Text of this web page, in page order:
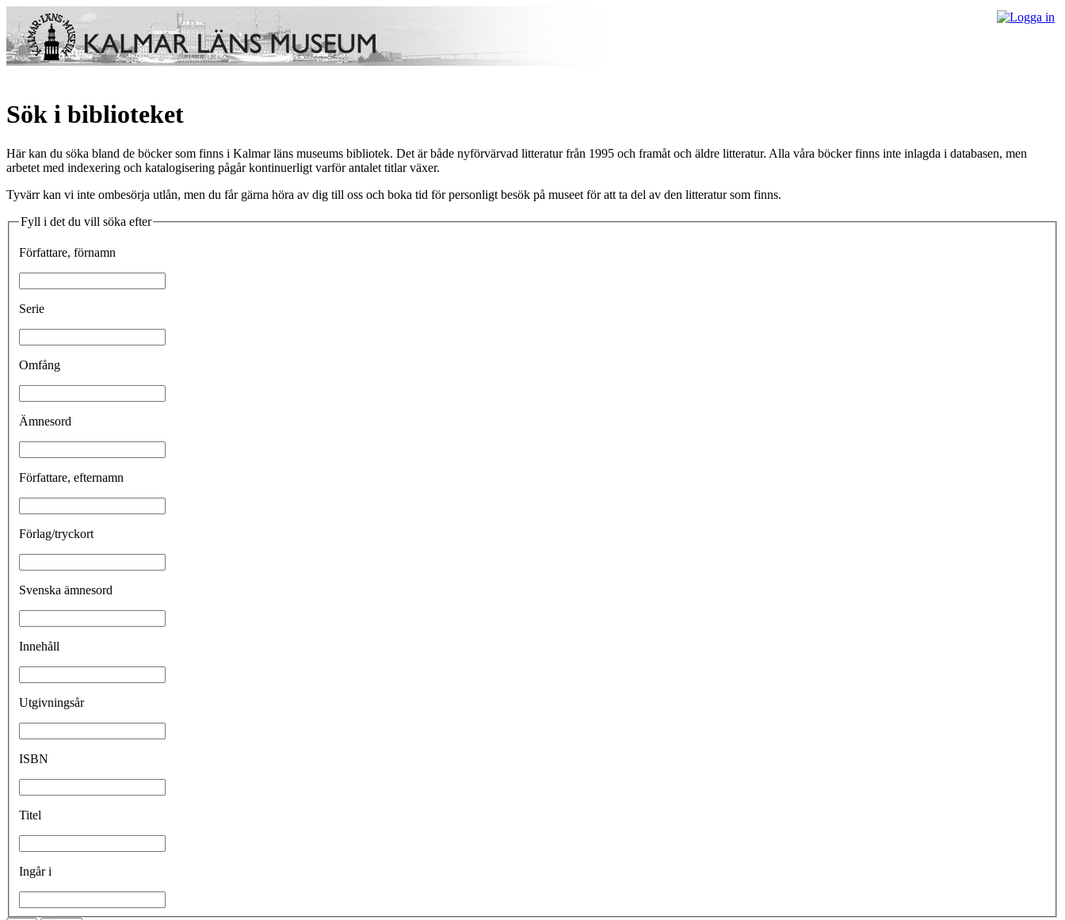
Sök i biblioteket
Här kan du söka bland de böcker som finns i Kalmar läns museums bibliotek. Det är både nyförvärvad litteratur från 1995 och framåt och äldre litteratur. Alla våra böcker finns inte inlagda i databasen, men
arbetet med indexering och katalogisering pågår kontinuerligt varför antalet titlar växer.
Tyvärr kan vi inte ombesörja utlån, men du får gärna höra av dig till oss och boka tid för personligt besök på museet för att ta del av den litteratur som finns.
Fyll i det du vill söka efter
Författare, förnamn
Serie
Omfång
Ämnesord
Författare, efternamn
Förlag/tryckort
Svenska ämnesord
Innehåll
Utgivningsår
ISBN
Titel
Ingår i